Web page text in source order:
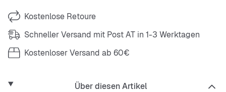
Kostenlose Retoure
Schneller Versand mit Post AT in 1-3 Werktagen
Kostenloser Versand ab 60€
Über diesen Artikel